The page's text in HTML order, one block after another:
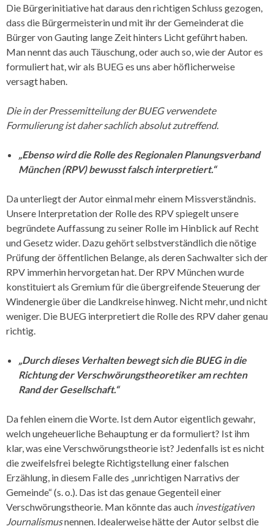
Die Bürgerinitiative hat daraus den richtigen Schluss gezogen,
dass die Bürgermeisterin und mit ihr der Gemeinderat die
Bürger von Gauting lange Zeit hinters Licht geführt haben.
Man nennt das auch Täuschung, oder auch so, wie der Autor es
formuliert hat, wir als BUEG es uns aber höflicherweise
versagt haben.
Die in der Pressemitteilung der BUEG verwendete
Formulierung ist daher sachlich absolut zutreffend.
„Ebenso wird die Rolle des Regionalen Planungsverband
München (RPV) bewusst falsch interpretiert.“
Da unterliegt der Autor einmal mehr einem Missverständnis.
Unsere Interpretation der Rolle des RPV spiegelt unsere
begründete Auffassung zu seiner Rolle im Hinblick auf Recht
und Gesetz wider. Dazu gehört selbstverständlich die nötige
Prüfung der öffentlichen Belange, als deren Sachwalter sich der
RPV immerhin hervorgetan hat. Der RPV München wurde
konstituiert als Gremium für die übergreifende Steuerung der
Windenergie über die Landkreise hinweg. Nicht mehr, und nicht
weniger. Die BUEG interpretiert die Rolle des RPV daher genau
richtig.
„Durch dieses Verhalten bewegt sich die BUEG in die
Richtung der Verschwörungstheoretiker am rechten
Rand der Gesellschaft.“
Da fehlen einem die Worte. Ist dem Autor eigentlich gewahr,
welch ungeheuerliche Behauptung er da formuliert? Ist ihm
klar, was eine Verschwörungstheorie ist? Jedenfalls ist es nicht
die zweifelsfrei belegte Richtigstellung einer falschen
Erzählung, in diesem Falle des „unrichtigen Narrativs der
Gemeinde“ (s. o.). Das ist das genaue Gegenteil einer
Verschwörungstheorie. Man könnte das auch investigativen
Journalismusnennen. Idealerweise hätte der Autor selbst die